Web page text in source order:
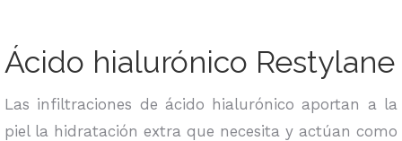
Ácido hialurónico Restylane
Las infiltraciones de ácido hialurónico aportan a la
piel la hidratación extra que necesita y actúan como